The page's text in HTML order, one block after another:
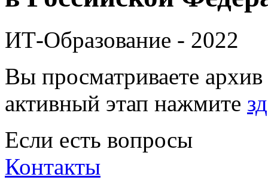
ИТ-Образование - 2022
Вы просматриваете
активный этап нажмите
Если есть вопросы
Контакты